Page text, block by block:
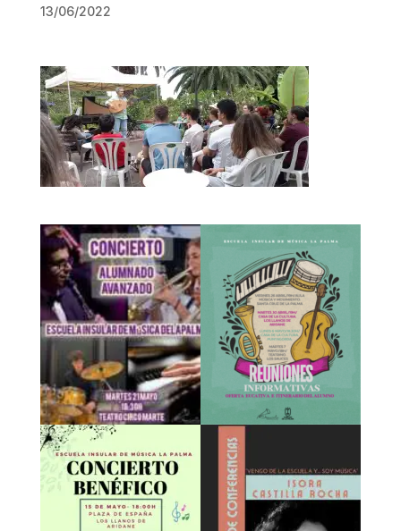
13/06/2022